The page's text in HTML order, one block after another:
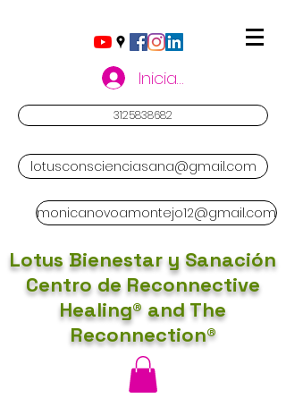
Iniciar sesión
3125838682
lotusconscienciasana@gmail.com
monicanovoamontejo12@gmail.com
Lotus Bienestar y Sanación
Centro de Reconnective
Healing® and The
Reconnection®